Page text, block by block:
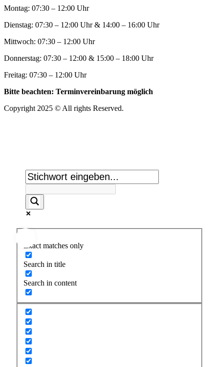
Montag: 07:30 – 12:00 Uhr
Dienstag: 07:30 – 12:00 Uhr & 14:00 – 16:00 Uhr
Mittwoch: 07:30 – 12:00 Uhr
Donnerstag: 07:30 – 12:00 & 15:00 – 18:00 Uhr
Freitag: 07:30 – 12:00 Uhr
Bitte beachten: Terminvereinbarung möglich
Copyright 2025 © All rights Reserved.
Exact matches only
Search in title
Search in content